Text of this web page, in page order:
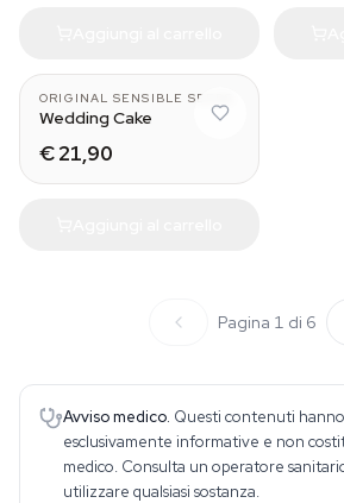
ORIGINAL SENSIBLE SEEDS
Wedding Cake
€ 21,90
Pagina 1 di 6
Avviso medico. Questi contenuti
esclusivamente informative e non
medico. Consulta un operatore
utilizzare qualsiasi sostanza.